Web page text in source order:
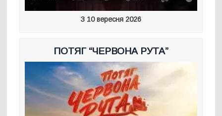
З 10 вересня 2026
ПОТЯГ “ЧЕРВОНА РУТА”